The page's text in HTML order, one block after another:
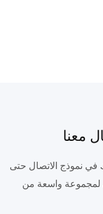
معنا
في نموذج الاتصال حتى
واسعة من